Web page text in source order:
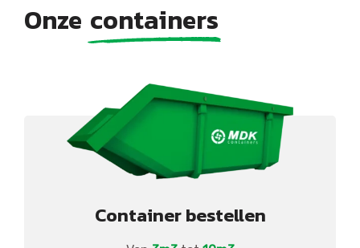
Onze containers
Container bestellen